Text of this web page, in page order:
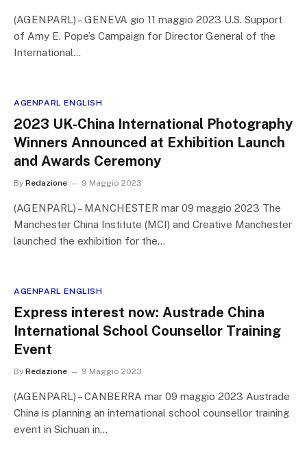
(AGENPARL) – GENEVA gio 11 maggio 2023 U.S. Support
of Amy E. Pope’s Campaign for Director General of the
International…
AGENPARL ENGLISH
2023 UK-China International Photography
Winners Announced at Exhibition Launch
and Awards Ceremony
By Redazione 9 Maggio 2023
(AGENPARL) – MANCHESTER mar 09 maggio 2023 The
Manchester China Institute (MCI) and Creative Manchester
launched the exhibition for the…
AGENPARL ENGLISH
Express interest now: Austrade China
International School Counsellor Training
Event
By Redazione 9 Maggio 2023
(AGENPARL) – CANBERRA mar 09 maggio 2023 Austrade
China is planning an international school counsellor training
event in Sichuan in…